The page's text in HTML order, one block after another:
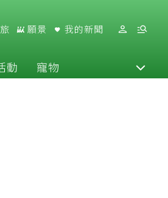
願景 我的新聞
動 寵物